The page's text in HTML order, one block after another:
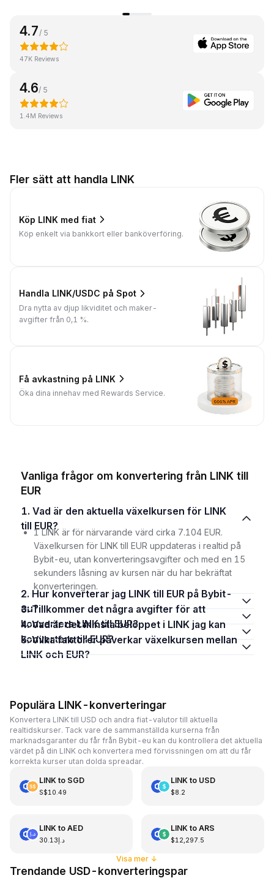
4.7 / 5
47K Reviews
4.6/ 5
1.4M Reviews
Fler sätt att handla LINK
Köp LINK med fiat
Köp enkelt via bankkort eller banköverföring.
Handla LINK/USDC på Spot
Dra nytta av djup likviditet och maker-
avgifter från 0,1 %.
Få avkastning på LINK
Öka dina innehav med Rewards Service.
Vanliga frågor om konvertering från LINK till
EUR
1. Vad är den aktuella växelkursen för LINK
till EUR?
1 LINK är för närvarande värd cirka 7.104 EUR.
Växelkursen för LINK till EUR uppdateras i realtid på
Bybit-eu, utan konverteringsavgifter och med en 15
sekunders låsning av kursen när du har bekräftat
konverteringen.
2. Hur konverterar jag LINK till EUR på Bybit-
eu?
3. Tillkommer det några avgifter för att
konvertera LINK till EUR?
4. Vad är det minsta beloppet i LINK jag kan
konvertera till EUR?
5. Vilka faktorer påverkar växelkursen mellan
LINK och EUR?
Populära LINK-konverteringar
Konvertera LINK till USD och andra fiat-valutor till aktuella
realtidskurser. Tack vare de sammanställda kurserna från
marknadsgaranter du får från Bybit-eu kan du kontrollera det aktuella
värdet på din LINK och konvertera med förvissningen om att du får
korrekta kurser utan dolda spreadar.
LINKto SGD
S$10.49
LINKto USD
$8.2
LINKto AED
د.إ30.13
LINKto ARS
$12,297.5
Visa mer ↓
Trendande USD-konverteringspar